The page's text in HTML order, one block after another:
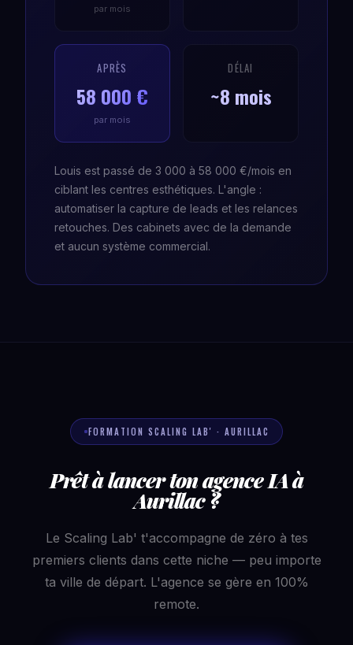
par mois
APRÈS
58 000 €
par mois
DÉLAI
~8 mois
Louis est passé de 3 000 à 58 000 €/mois en
ciblant les centres esthétiques. L'angle :
automatiser la capture de leads et les relances
retouches. Des cabinets avec de la demande
et aucun système commercial.
FORMATION SCALING LAB' · AURILLAC
Prêt à lancer ton agence IA à
Aurillac ?
Le Scaling Lab' t'accompagne de zéro à tes
premiers clients dans cette niche — peu importe
ta ville de départ. L'agence se gère en 100%
remote.